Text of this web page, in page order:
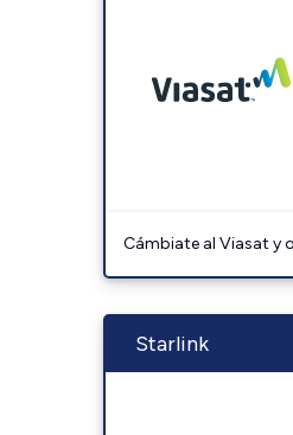
Cámbiate al Viasat y
Starlink